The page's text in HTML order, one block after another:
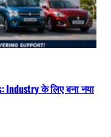
Industry के लिए बना नया